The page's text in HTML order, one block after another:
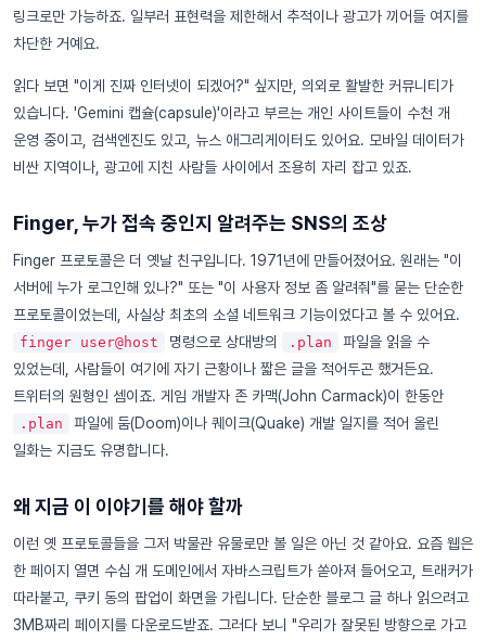
링크로만 가능하죠. 일부러 표현력을 제한해서 추적이나 광고가 끼어들 여지를
차단한 거예요.
읽다 보면 "이게 진짜 인터넷이 되겠어?" 싶지만, 의외로 활발한 커뮤니티가
있습니다. 'Gemini 캡슐(capsule)'이라고 부르는 개인 사이트들이 수천 개
운영 중이고, 검색엔진도 있고, 뉴스 애그리게이터도 있어요. 모바일 데이터가
비싼 지역이나, 광고에 지친 사람들 사이에서 조용히 자리 잡고 있죠.
Finger, 누가 접속 중인지 알려주는 SNS의 조상
Finger 프로토콜은 더 옛날 친구입니다. 1971년에 만들어졌어요. 원래는 "이
서버에 누가 로그인해 있나?" 또는 "이 사용자 정보 좀 알려줘"를 묻는 단순한
프로토콜이었는데, 사실상 최초의 소셜 네트워크 기능이었다고 볼 수 있어요.
finger user@host 명령으로 상대방의 .plan
파일을 읽을 수
있었는데, 사람들이 여기에 자기 근황이나 짧은 글을 적어두곤 했거든요.
트위터의 원형인 셈이죠. 게임 개발자 존 카맥(John Carmack)이 한동안
.plan
파일에 둠(Doom)이나 퀘이크(Quake) 개발 일지를 적어 올린
일화는 지금도 유명합니다.
왜 지금 이 이야기를 해야 할까
이런 옛 프로토콜들을 그저 박물관 유물로만 볼 일은 아닌 것 같아요. 요즘 웹은
한 페이지 열면 수십 개 도메인에서 자바스크립트가 쏟아져 들어오고, 트래커가
따라붙고, 쿠키 동의 팝업이 화면을 가립니다. 단순한 블로그 글 하나 읽으려고
3MB짜리 페이지를 다운로드받죠. 그러다 보니 "우리가 잘못된 방향으로 가고